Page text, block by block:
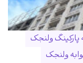
پارکینگ ولنجک
ولنجک